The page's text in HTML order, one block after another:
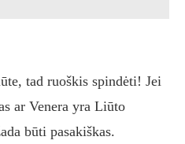
tad ruoškis spindėti! Jei
ar Venera yra Liūto
būti pasakiškas.